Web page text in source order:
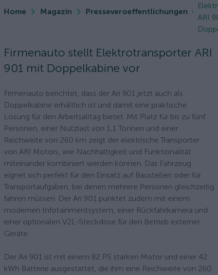
Home Magazin Presseveroeffentlichungen
ARI
Firmenauto stellt Elektrotransporter ARI
901 mit Doppelkabine vor
Firmenauto berichtet, dass der Ari 901 jetzt auch als
Doppelkabine erhältlich ist und damit eine praktische
Lösung für den Arbeitsalltag bietet. Mit Platz für bis zu fünf
Personen, einer Nutzlast von 1,1 Tonnen und einer
Reichweite von 260 km zeigt der elektrische Transporter
von ARI Motors, wie Nachhaltigkeit und Funktionalität
miteinander kombiniert werden können. Das Fahrzeug
eignet sich perfekt für den Einsatz auf Baustellen oder für
Transportaufgaben, bei denen mehrere Personen gleichzeitig
fahren müssen. Der Ari 901 punktet zudem mit einem
modernen Infotainmentsystem, einer Rückfahrkamera und
einer optionalen V2L-Steckdose für den Betrieb externer
Geräte.
Der Ari 901 ist mit einem 82 PS starken Motor und einer 42
kWh Batterie ausgestattet, die ihm eine Reichweite von 260